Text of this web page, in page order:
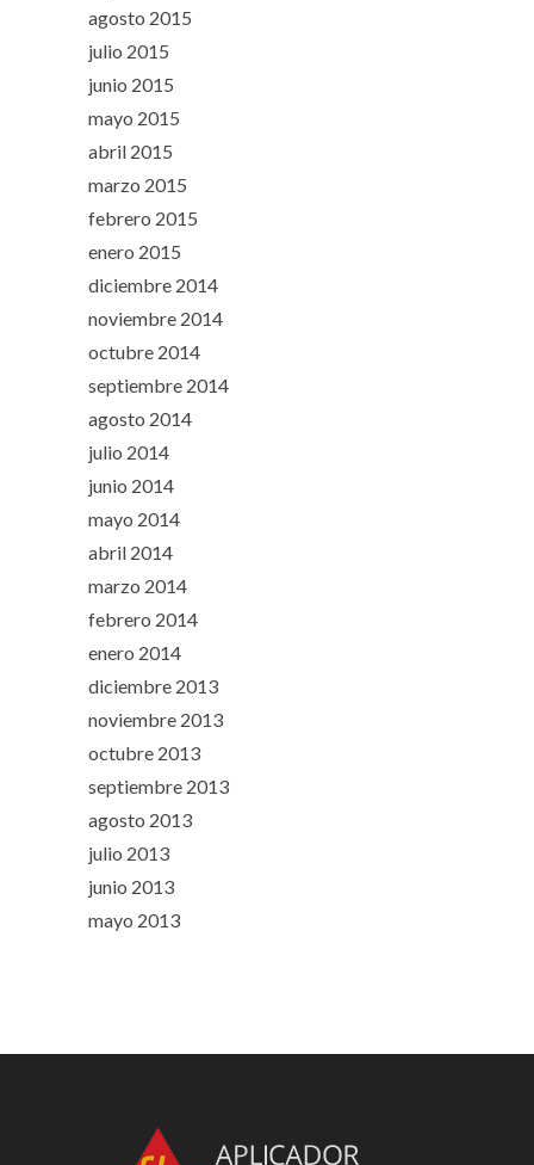
agosto 2015
julio 2015
junio 2015
mayo 2015
abril 2015
marzo 2015
febrero 2015
enero 2015
diciembre 2014
noviembre 2014
octubre 2014
septiembre 2014
agosto 2014
julio 2014
junio 2014
mayo 2014
abril 2014
marzo 2014
febrero 2014
enero 2014
diciembre 2013
noviembre 2013
octubre 2013
septiembre 2013
agosto 2013
julio 2013
junio 2013
mayo 2013